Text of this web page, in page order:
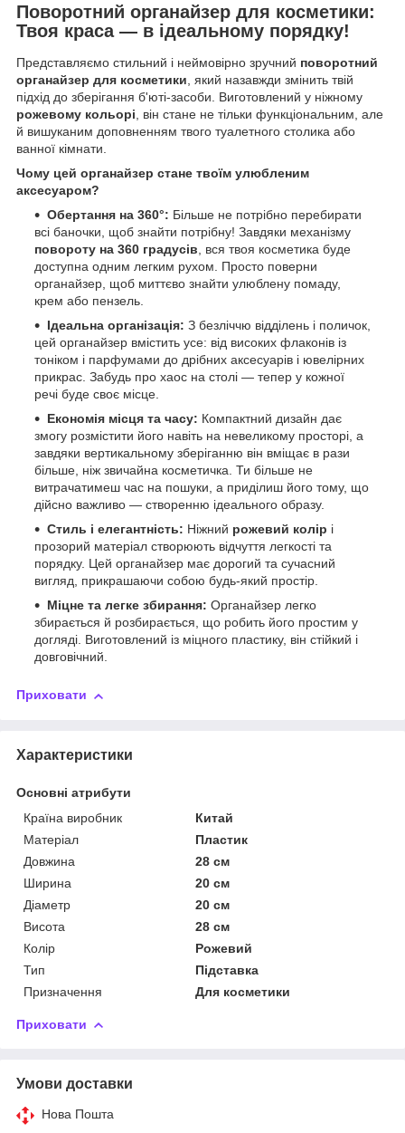
Поворотний органайзер для косметики:
Твоя краса — в ідеальному порядку!
Представляємо стильний і неймовірно зручний поворотний
органайзер для косметики, який назавжди змінить твій
підхід до зберігання б'юті-засоби. Виготовлений у ніжному
рожевому кольорі, він стане не тільки функціональним, але
й вишуканим доповненням твого туалетного столика або
ванної кімнати.
Чому цей органайзер стане твоїм улюбленим
аксесуаром?
Обертання на 360°: Більше не потрібно перебирати
всі баночки, щоб знайти потрібну! Завдяки механізму
повороту на 360 градусів, вся твоя косметика буде
доступна одним легким рухом. Просто поверни
органайзер, щоб миттєво знайти улюблену помаду,
крем або пензель.
Ідеальна організація: З безліччю відділень і поличок,
цей органайзер вмістить усе: від високих флаконів із
тоніком і парфумами до дрібних аксесуарів і ювелірних
прикрас. Забудь про хаос на столі — тепер у кожної
речі буде своє місце.
Економія місця та часу: Компактний дизайн дає
змогу розмістити його навіть на невеликому просторі, а
завдяки вертикальному зберіганню він вміщає в рази
більше, ніж звичайна косметичка. Ти більше не
витрачатимеш час на пошуки, а приділиш його тому, що
дійсно важливо — створенню ідеального образу.
Стиль і елегантність: Ніжний рожевий колір і
прозорий матеріал створюють відчуття легкості та
порядку. Цей органайзер має дорогий та сучасний
вигляд, прикрашаючи собою будь-який простір.
Міцне та легке збирання: Органайзер легко
збирається й розбирається, що робить його простим у
догляді. Виготовлений із міцного пластику, він стійкий і
довговічний.
Приховати
Характеристики
Основні атрибути
Країна виробник
Китай
Матеріал
Пластик
Довжина
28 см
Ширина
20 см
Діаметр
20 см
Висота
28 см
Колір
Рожевий
Тип
Підставка
Призначення
Для косметики
Приховати
Умови доставки
Нова Пошта